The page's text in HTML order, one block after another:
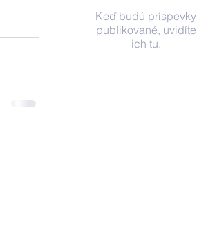
Keď budú príspevky
publikované, uvidíte
ich tu.